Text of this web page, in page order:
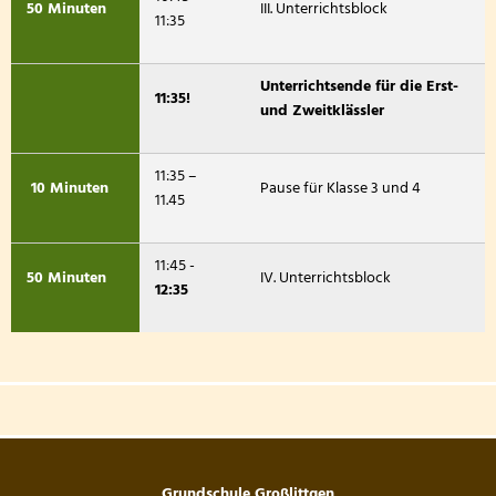
50 Minuten
11:35
III. Unterrichtsblock
11:35!
Unterrichtsende für die Erst-
und Zweitklässler
10 Minuten
11:35 –
11.45
Pause für Klasse 3 und 4
50 Minuten
11:45 -
12:35
IV. Unterrichtsblock